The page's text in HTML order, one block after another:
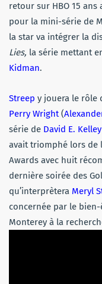
retour sur HBO 15
pour la mini-série de
la star va intégrer la
Lies, la série mettant
Kidman.
Streep y jouera le rôle
Perry Wright(
série de David E. Kelley
avait triomphé lors de
Awards avec huit
dernière soirée des
qu’interprètera Meryl
concernée par le
Monterey à la